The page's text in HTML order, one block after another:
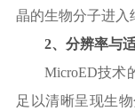
晶的生物分子进入
2、分辨率与
MicroED技术
足以清晰呈现生